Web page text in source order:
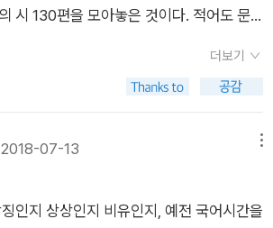
시 130편을 모아놓은 것이다. 적어도 문
편찬자의 취향이 반영된 결과이기는 하지
게 모아져 나온 게 너무 반가웠다. 살면
딘가에 누군가에게 털어놓고 싶고 또 누군
서 그렇게 생각을 정리하거나 다독이고 또
필요함을 느낀다. 그럴 때, 가장 좋은 건 영
이야기들은 아닌 것같기도 하다. 물론 그런
더보기
07-13
인지 상상인지 비유인지, 예전 국어시간을